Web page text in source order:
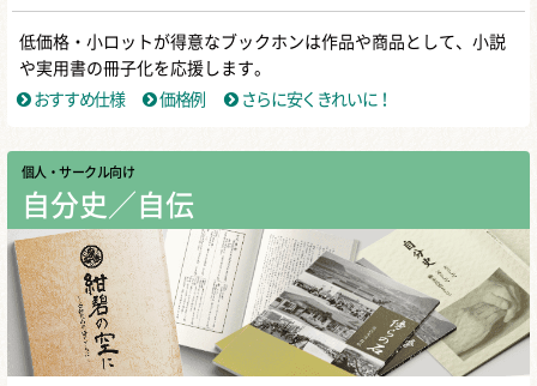
低価格・小ロットが得意なブックホンは作品や商品として、小説
や実用書の冊子化を応援します。
おすすめ仕様
価格例 さらに安くきれいに！
個人・サークル向け
自分史／自伝